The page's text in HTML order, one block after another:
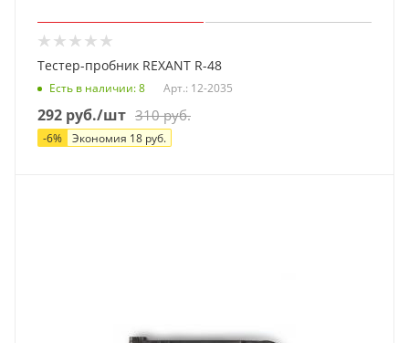
Тестер-пробник REXANT R-48
Есть в наличии: 8 Арт.: 12-2035
292 руб./шт 310руб.
-6% Экономия 18 руб.